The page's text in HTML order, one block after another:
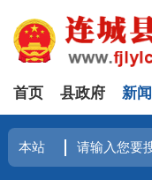
首页 县政府 新